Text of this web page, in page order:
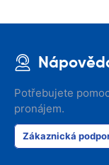
Potřebujete
pronájem.
Zákaznická